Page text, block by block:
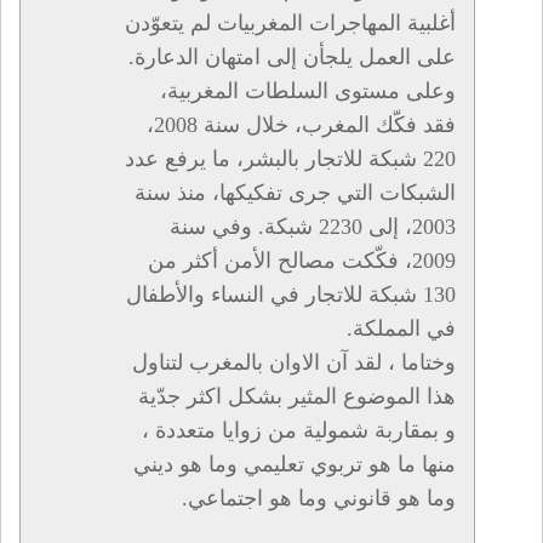
أغلبية المهاجرات المغربيات لم يتعوّدن
على العمل يلجأن إلى امتهان الدعارة.
وعلى مستوى السلطات المغربية،
فقد فكّك المغرب، خلال سنة 2008،
220 شبكة للاتجار بالبشر، ما يرفع عدد
الشبكات التي جرى تفكيكها، منذ سنة
2003، إلى 2230 شبكة. وفي سنة
2009، فكّكت مصالح الأمن أكثر من
130 شبكة للاتجار في النساء والأطفال
في المملكة.
وختاما ، لقد آن الاوان بالمغرب لتناول
هذا الموضوع المثير بشكل اكثر جدّية
و بمقاربة شمولية من زوايا متعددة ،
منها ما هو تربوي تعليمي وما هو ديني
وما هو قانوني وما هو اجتماعي.